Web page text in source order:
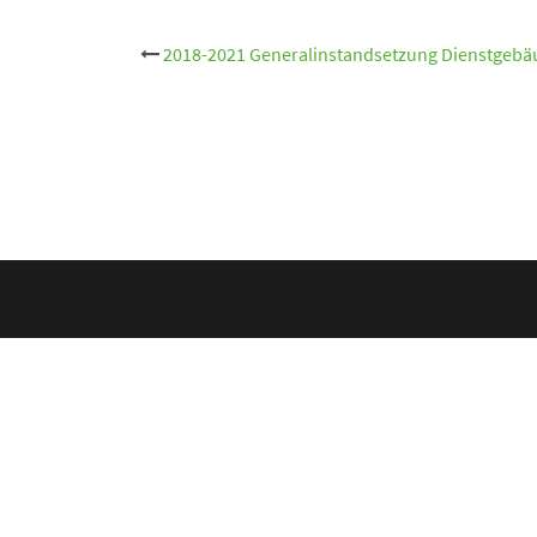
Beitrags-
2018-2021 Generalinstandsetzung